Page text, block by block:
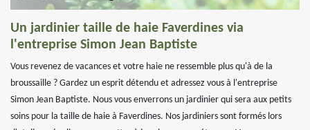
Un jardinier taille de haie Faverdines via
l'entreprise Simon Jean Baptiste
Vous revenez de vacances et votre haie ne ressemble plus qu'à de la
broussaille ? Gardez un esprit détendu et adressez vous à l'entreprise
Simon Jean Baptiste. Nous vous enverrons un jardinier qui sera aux petits
soins pour la taille de haie à Faverdines. Nos jardiniers sont formés lors